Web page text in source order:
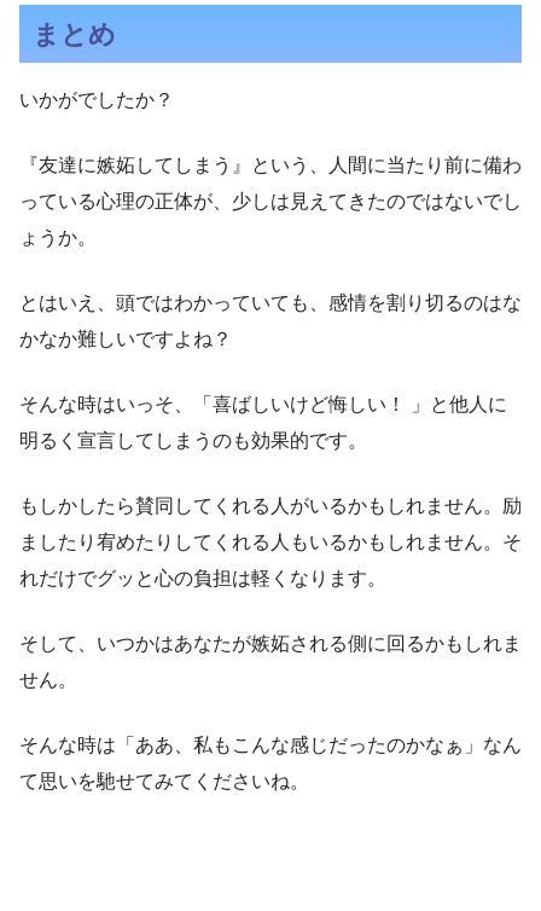
まとめ
いかがでしたか？
『友達に嫉妬してしまう』という、人間に当たり前に備わ
っている心理の正体が、少しは見えてきたのではないでし
ょうか。
とはいえ、頭ではわかっていても、感情を割り切るのはな
かなか難しいですよね？
そんな時はいっそ、「喜ばしいけど悔しい！ 」と他人に
明るく宣言してしまうのも効果的です。
もしかしたら賛同してくれる人がいるかもしれません。励
ましたり宥めたりしてくれる人もいるかもしれません。そ
れだけでグッと心の負担は軽くなります。
そして、いつかはあなたが嫉妬される側に回るかもしれま
せん。
そんな時は「ああ、私もこんな感じだったのかなぁ」なん
て思いを馳せてみてくださいね。